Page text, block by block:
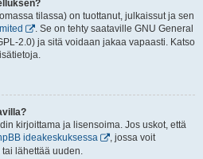
tilassa) on tuottanut, julkaissut ja sen
. Se on tehty saataville GNU General
2.0) ja sitä voidaan jakaa vapaasti. Katso
kirjoittama ja lisensoima. Jos uskot, että
ideakeskuksessa
, jossa voit
lähettää uuden.